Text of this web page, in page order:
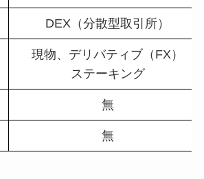
DEX（分散型取引所）
現物、デリバティブ（FX）
ステーキング
無
無